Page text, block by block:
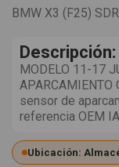
BMW X3 (F25)
Descripción:
MODELO 11-17
APARCAMIENTO
sensor de
referencia OEM
Ubicación: